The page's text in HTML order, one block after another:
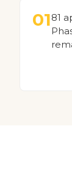
0181